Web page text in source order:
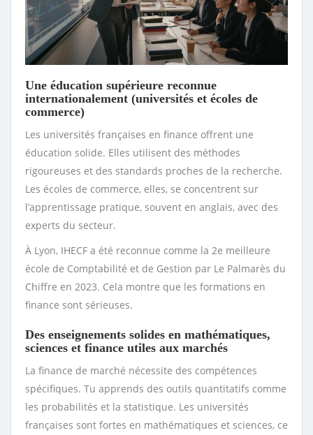
Une éducation supérieure reconnue
internationalement (universités et écoles de
commerce)
Les universités françaises en finance offrent une
éducation solide. Elles utilisent des méthodes
rigoureuses et des standards proches de la recherche.
Les écoles de commerce, elles, se concentrent sur
l’apprentissage pratique, souvent en anglais, avec des
experts du secteur.
À Lyon, IHECF a été reconnue comme la 2e meilleure
école de Comptabilité et de Gestion par Le Palmarès du
Chiffre en 2023. Cela montre que les formations en
finance sont sérieuses.
Des enseignements solides en mathématiques,
sciences et finance utiles aux marchés
La finance de marché nécessite des compétences
spécifiques. Tu apprends des outils quantitatifs comme
les probabilités et la statistique. Les universités
françaises sont fortes en mathématiques et sciences, ce